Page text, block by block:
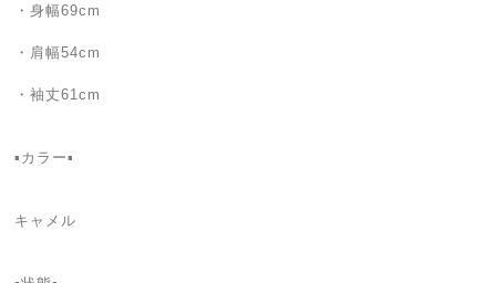
・身幅69cm
・肩幅54cm
・袖丈61cm
▪️カラー▪️
キャメル